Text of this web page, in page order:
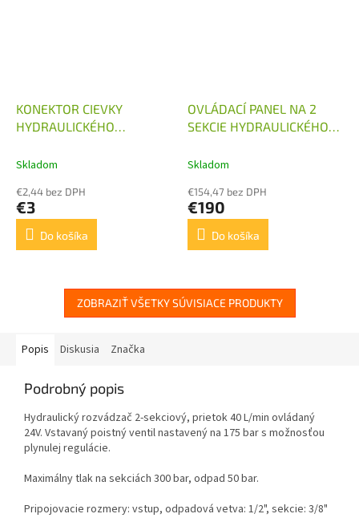
KONEKTOR CIEVKY
HYDRAULICKÉHO
Skladom
€2,44 bez DPH
€3
Do košíka
OVLÁDACÍ PANEL NA 2
SEKCIE HYDRAULICKÉHO
OVLÁDANÉHO 12,24V
Skladom
€154,47 bez DPH
€190
Do košíka
ZOBRAZIŤ VŠETKY SÚVISIACE PRODUKTY
Popis Diskusia Značka
Podrobný popis
Hydraulický rozvádzač 2-sekciový, prietok 40 L/min ovládaný
24V. Vstavaný poistný ventil nastavený na 175 bar s možnosťou
plynulej regulácie.
Maximálny tlak na sekciách 300 bar, odpad 50 bar.
Pripojovacie rozmery: vstup, odpadová vetva: 1/2", sekcie: 3/8"